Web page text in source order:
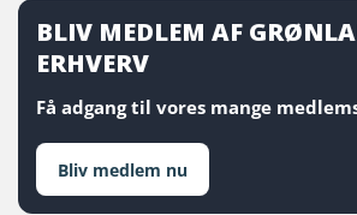
BLIV MEDLEM AF
ERHVERV
Få adgang til vores mange
Bliv medlem nu